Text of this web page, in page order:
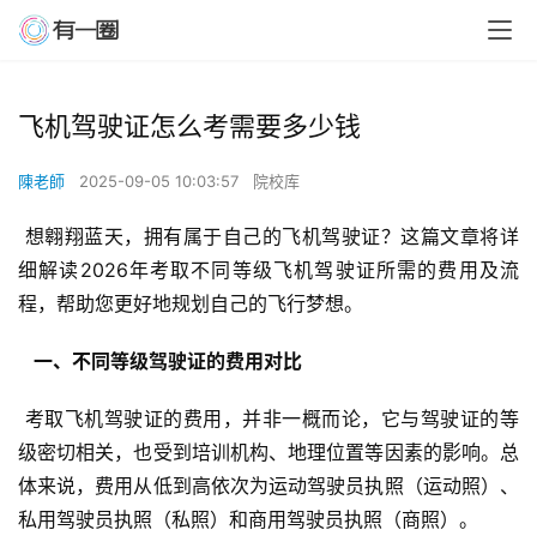
飞机驾驶证怎么考需要多少钱
陳老師 2025-09-05 10:03:57 院校库
细解读2026年考取不同等级飞机驾驶证所需的费用及流
程，帮助您更好地规划自己的飞行梦想。
  一、不同等级驾驶证的费用对比
级密切相关，也受到培训机构、地理位置等因素的影响。总
体来说，费用从低到高依次为运动驾驶员执照（运动照）、
私用驾驶员执照（私照）和商用驾驶员执照（商照）。